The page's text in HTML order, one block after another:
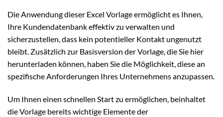
Die Anwendung dieser Excel Vorlage ermöglicht es Ihnen,
Ihre Kundendatenbank effektiv zu verwalten und
sicherzustellen, dass kein potentieller Kontakt ungenutzt
bleibt. Zusätzlich zur Basisversion der Vorlage, die Sie hier
herunterladen können, haben Sie die Möglichkeit, diese an
spezifische Anforderungen Ihres Unternehmens anzupassen.
Um Ihnen einen schnellen Start zu ermöglichen, beinhaltet
die Vorlage bereits wichtige Elemente der